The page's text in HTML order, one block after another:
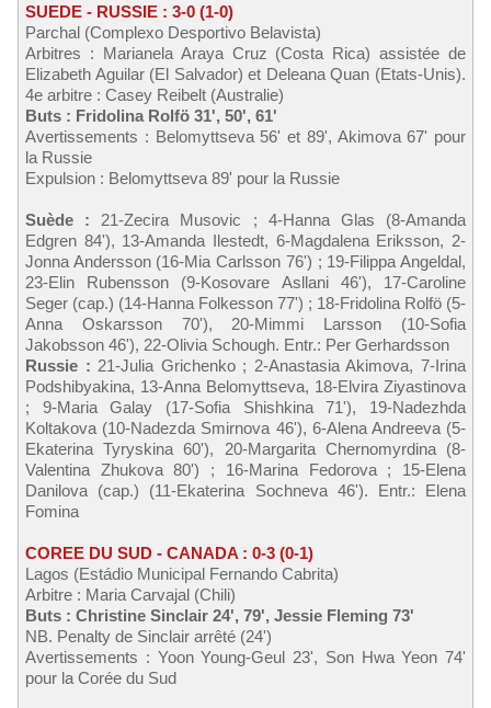
SUEDE - RUSSIE : 3-0 (1-0)
Parchal (Complexo Desportivo Belavista)
Arbitres : Marianela Araya Cruz (Costa Rica) assistée de
Elizabeth Aguilar (El Salvador) et Deleana Quan (Etats-Unis).
4e arbitre : Casey Reibelt (Australie)
Buts : Fridolina Rolfö 31', 50', 61'
Avertissements : Belomyttseva 56' et 89', Akimova 67' pour
la Russie
Expulsion : Belomyttseva 89' pour la Russie
Suède : 21-Zecira Musovic ; 4-Hanna Glas (8-Amanda
Edgren 84'), 13-Amanda Ilestedt, 6-Magdalena Eriksson, 2-
Jonna Andersson (16-Mia Carlsson 76') ; 19-Filippa Angeldal,
23-Elin Rubensson (9-Kosovare Asllani 46'), 17-Caroline
Seger (cap.) (14-Hanna Folkesson 77') ; 18-Fridolina Rolfö (5-
Anna Oskarsson 70'), 20-Mimmi Larsson (10-Sofia
Jakobsson 46'), 22-Olivia Schough. Entr.: Per Gerhardsson
Russie : 21-Julia Grichenko ; 2-Anastasia Akimova, 7-Irina
Podshibyakina, 13-Anna Belomyttseva, 18-Elvira Ziyastinova
; 9-Maria Galay (17-Sofia Shishkina 71'), 19-Nadezhda
Koltakova (10-Nadezda Smirnova 46'), 6-Alena Andreeva (5-
Ekaterina Tyryskina 60'), 20-Margarita Chernomyrdina (8-
Valentina Zhukova 80') ; 16-Marina Fedorova ; 15-Elena
Danilova (cap.) (11-Ekaterina Sochneva 46'). Entr.: Elena
Fomina
COREE DU SUD - CANADA : 0-3 (0-1)
Lagos (Estádio Municipal Fernando Cabrita)
Arbitre : Maria Carvajal (Chili)
Buts : Christine Sinclair 24', 79', Jessie Fleming 73'
NB. Penalty de Sinclair arrêté (24')
Avertissements : Yoon Young-Geul 23', Son Hwa Yeon 74'
pour la Corée du Sud